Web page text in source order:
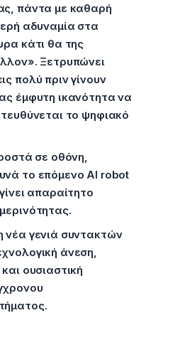
πάντα με καθαρή
αδυναμία στα
κάτι θα της
Ξετρυπώνει
πολύ πριν γίνουν
έμφυτη ικανότητα να
το ψηφιακό
σε οθόνη,
το επόμενο AI robot
απαραίτητο
νέα γενιά συντακτών
άνεση,
ουσιαστική